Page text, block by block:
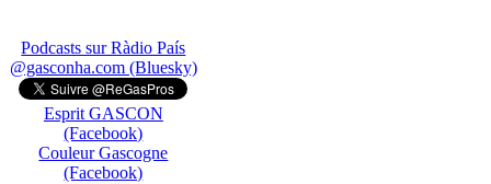
Podcasts sur Ràdio País
@gasconha.com (Bluesky)
Esprit GASCON
(Facebook)
Couleur Gascogne
(Facebook)